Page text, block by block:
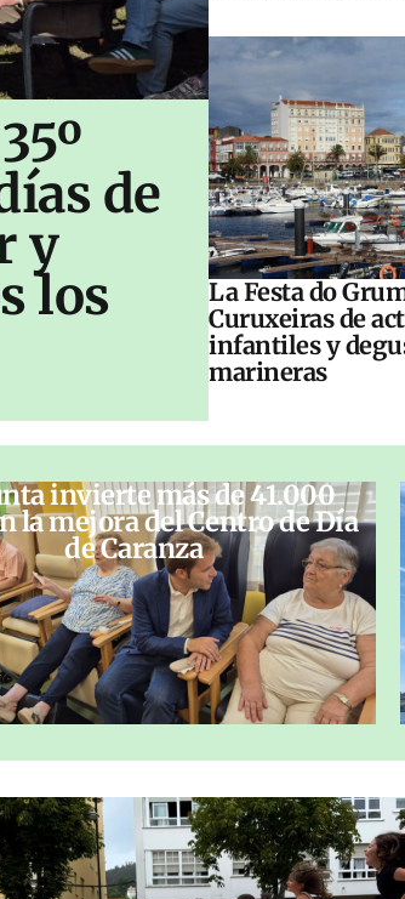
de
y
los
La Festa do
Curuxeiras de
infantiles y
marineras
invierte más de 41.000
la mejora del Centro de Día
de Caranza